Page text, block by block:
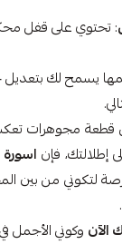
: تحتوي على قفل
يسمح لك
قطعة مجوهرات
فإن اسورة
لتكوني من بين
الآن وكوني الأجمل